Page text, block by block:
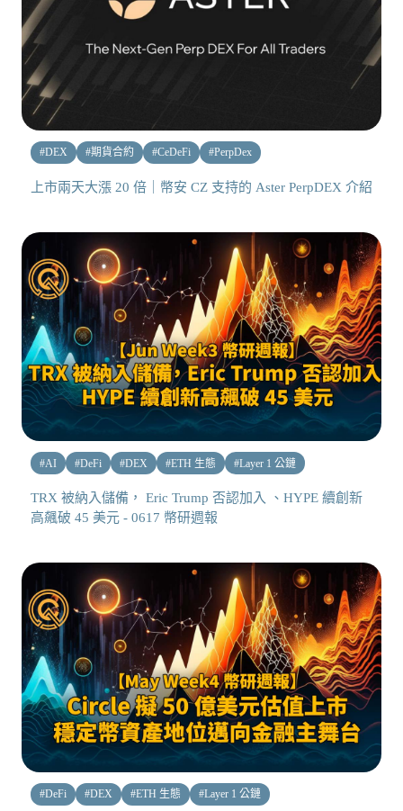
#DEX #期貨合約 #CeDeFi #PerpDex
上市兩天大漲 20 倍｜幣安 CZ 支持的 Aster PerpDEX 介紹
#AI #DeFi #DEX #ETH 生態 #Layer 1 公鏈
TRX 被納入儲備， Eric Trump 否認加入 、HYPE 續創新
高飆破 45 美元 - 0617 幣研週報
#DeFi #DEX #ETH 生態 #Layer 1 公鏈